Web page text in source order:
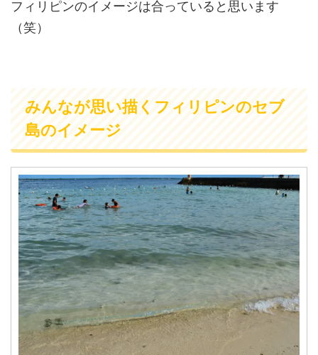
フィリピンのイメージは合っていると思います
（笑）
みんなが思い描くフィリピンのセブ
島のイメージ